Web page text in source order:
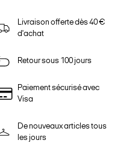
Livraison offerte dès 40 €
d'achat
Retour sous 100 jours
Paiement sécurisé avec
Visa
De nouveaux articles tous
les jours